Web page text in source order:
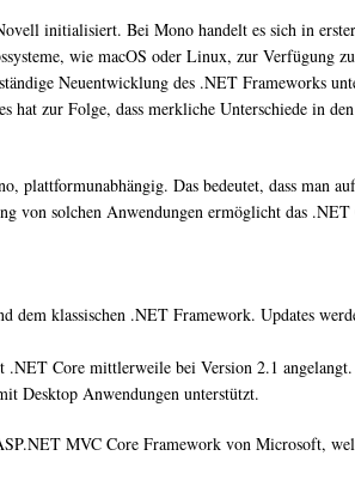
initialisiert. Bei Mono handelt es sich in
wie macOS oder Linux, zur Verfügung
Neuentwicklung des .NET Frameworks
zur Folge, dass merkliche Unterschiede in
plattformunabhängig. Das bedeutet, dass
von solchen Anwendungen ermöglicht das
dem klassischen .NET Framework. Updates
Core mittlerweile bei Version 2.1
Desktop Anwendungen unterstützt.
MVC Core Framework von Microsoft,